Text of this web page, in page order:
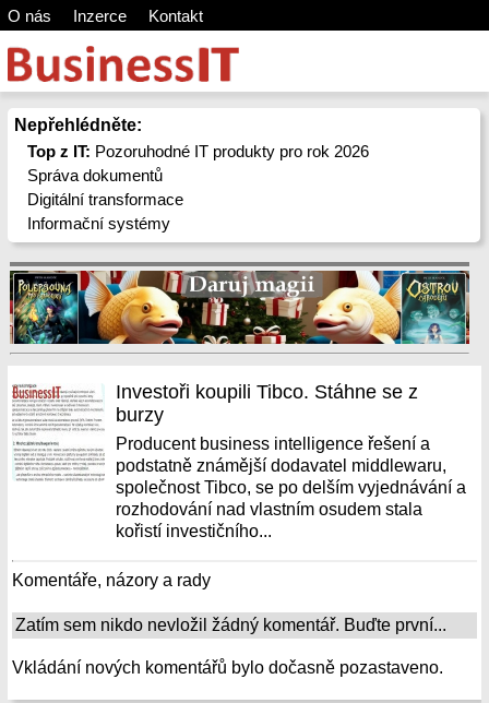
O nás Inzerce Kontakt
Nepřehlédněte:
Top z IT: Pozoruhodné IT produkty pro rok 2026
Správa dokumentů
Digitální transformace
Informační systémy
Investoři koupili Tibco. Stáhne se z
burzy
Producent business intelligence řešení a
podstatně známější dodavatel middlewaru,
společnost Tibco, se po delším vyjednávání a
rozhodování nad vlastním osudem stala
kořistí investičního...
Komentáře, názory a rady
Zatím sem nikdo nevložil žádný komentář. Buďte první...
Vkládání nových komentářů bylo dočasně pozastaveno.